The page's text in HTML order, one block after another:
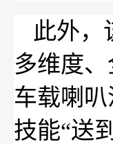
此外，
多维度
车载喇
技能“送